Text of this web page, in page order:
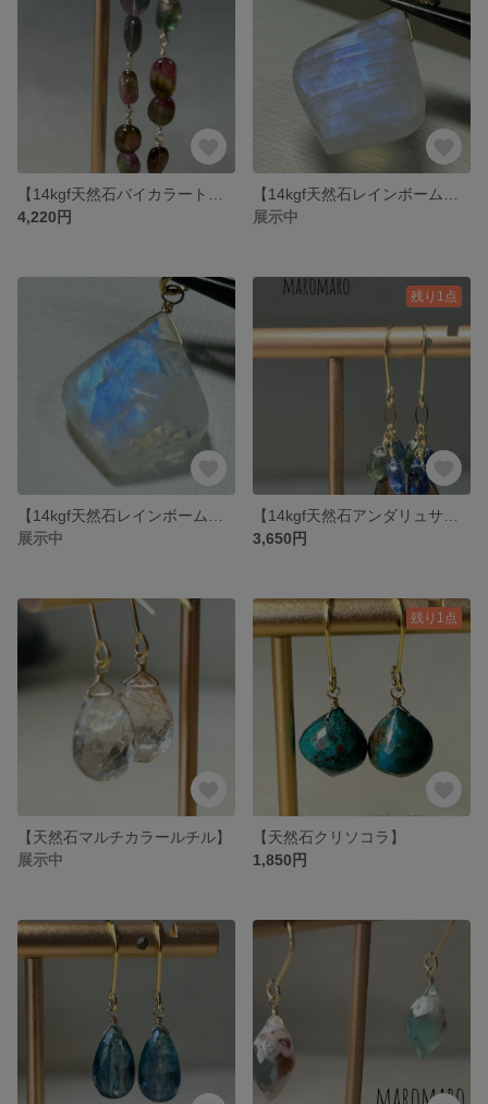
4,220円
展示中
展示中
残り1点
3,650円
【天然石マルチカラールチル】
展示中
残り1点
【天然石クリソコラ】
1,850円